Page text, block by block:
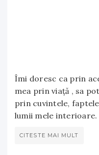
Îmi doresc ca prin
mea prin viață , sa
prin cuvintele,
lumii mele interioare.
CITESTE MAI MULT